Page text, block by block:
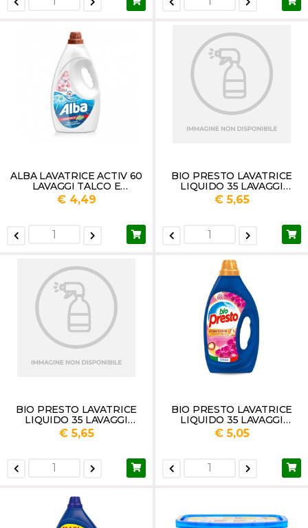
ALBA LAVATRICE ACTIV 60
LAVAGGI TALCO E
PATCHOULI LT.3
€ 4,49
BIO PRESTO LAVATRICE
LIQUIDO 35 LAVAGGI
COLOR
€ 5,65
BIO PRESTO LAVATRICE
LIQUIDO 35 LAVAGGI
IGIENE
€ 5,65
BIO PRESTO LAVATRICE
LIQUIDO 35 LAVAGGI
ORCHIDEA LT 1.575
€ 5,05